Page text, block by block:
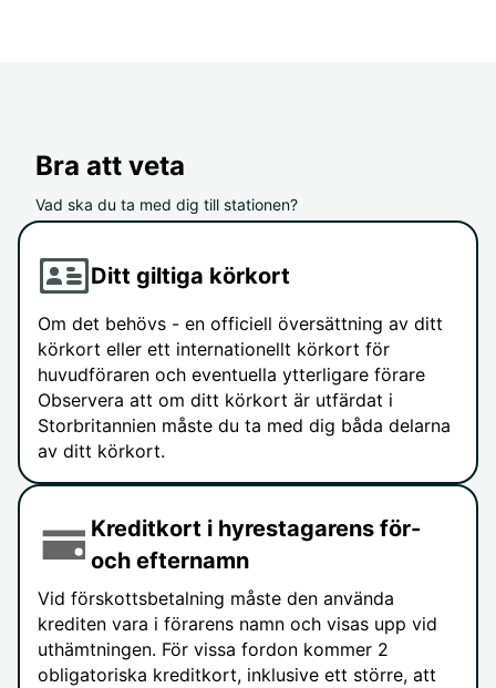
Bra att veta
Vad ska du ta med dig till stationen?
Ditt giltiga körkort
Om det behövs - en officiell översättning av ditt
körkort eller ett internationellt körkort för
huvudföraren och eventuella ytterligare förare
Observera att om ditt körkort är utfärdat i
Storbritannien måste du ta med dig båda delarna
av ditt körkort.
Kreditkort i hyrestagarens för-
och efternamn
Vid förskottsbetalning måste den använda
krediten vara i förarens namn och visas upp vid
uthämtningen. För vissa fordon kommer 2
obligatoriska kreditkort, inklusive ett större, att